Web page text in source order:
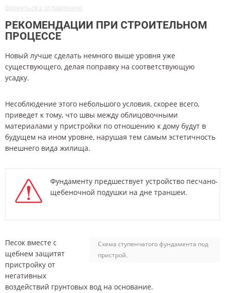
Вернуться к оглавлению
РЕКОМЕНДАЦИИ ПРИ СТРОИТЕЛЬНОМ
ПРОЦЕССЕ
Новый лучше сделать немного выше уровня уже
существующего, делая поправку на соответствующую
усадку.
Несоблюдение этого небольшого условия, скорее всего,
приведет к тому, что швы между облицовочными
материалами у пристройки по отношению к дому будут в
будущем на ином уровне, нарушая тем самым эстетичность
внешнего вида жилища.
Фундаменту предшествует устройство песчано-
щебеночной подушки на дне траншеи.
Схема ступенчатого фундамента под
пристрой.
Песок вместе с
щебнем защитят
пристройку от
негативных
воздействий грунтовых вод на основание.